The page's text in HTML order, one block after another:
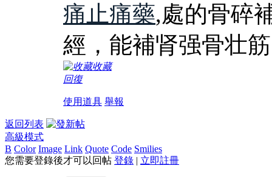
痛止痛藥,處的骨碎
經，能補肾强骨壮
收藏
回復
使用道具 舉報
返回列表
高級模式
B Color Image Link Quote Code Smilies
您需要登錄後才可以回帖 登錄 | 立即註冊